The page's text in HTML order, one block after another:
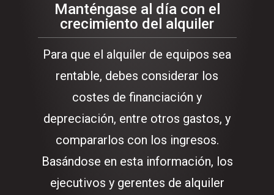
Manténgase al día con el
crecimiento del alquiler
Para que el alquiler de equipos sea
rentable, debes considerar los
costes de financiación y
depreciación, entre otros gastos, y
compararlos con los ingresos.
Basándose en esta información, los
ejecutivos y gerentes de alquiler